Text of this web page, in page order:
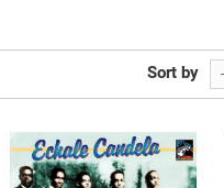
Sort by